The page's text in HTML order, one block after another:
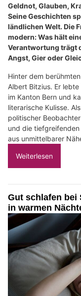
Geldnot, Glauben,
Seine Geschichten
ländlichen Welt. Die
modern: Was hält
Verantwortung trägt
Angst, Gier oder
Hinter dem
Albert Bitzius. Er
im Kanton Bern und
literarische Kulisse.
politischer
und die
aus unmittelbarer
Weiterlesen
Gut schlafen bei
in warmen